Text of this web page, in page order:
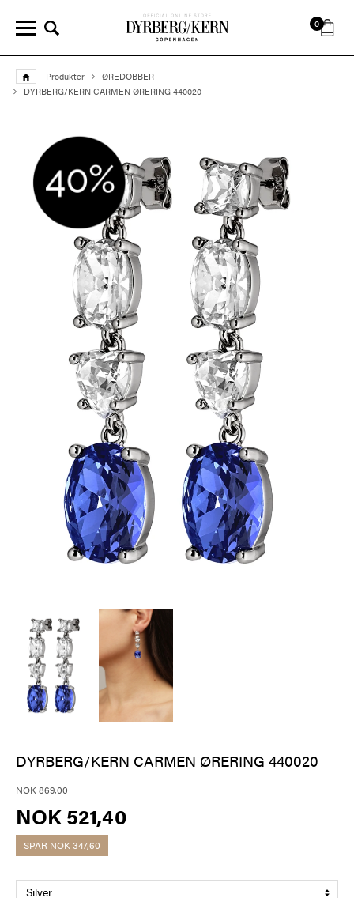
0
Produkter
ØREDOBBER
DYRBERG/KERN CARMEN ØRERING 440020
DYRBERG/KERN CARMEN ØRERING 440020
NOK 869,00
NOK 521,40
SPAR NOK 347,60